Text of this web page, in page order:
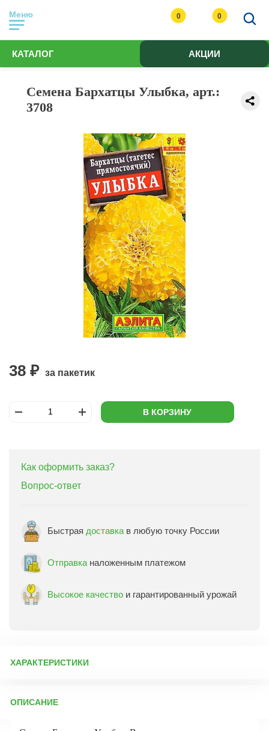
Меню 0 0
КАТАЛОГ АКЦИИ
Семена Бархатцы Улыбка, арт.:
3708
38 ₽ за пакетик
В КОРЗИНУ
Как оформить заказ?
Вопрос-ответ
Быстрая доставка в любую точку России
Отправка наложенным платежом
Высокое качество и гарантированный урожай
ХАРАКТЕРИСТИКИ
Бренд товара:
ОПИСАНИЕ